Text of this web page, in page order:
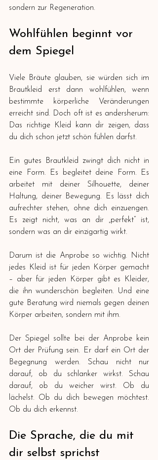
sondern zur Regeneration.
Wohlfühlen beginnt vor
dem Spiegel
Viele Bräute glauben, sie würden sich im
Brautkleid erst dann wohlfühlen, wenn
bestimmte körperliche Veränderungen
erreicht sind. Doch oft ist es andersherum:
Das richtige Kleid kann dir zeigen, dass
du dich schon jetzt schön fühlen darfst.
Ein gutes Brautkleid zwingt dich nicht in
eine Form. Es begleitet deine Form. Es
arbeitet mit deiner Silhouette, deiner
Haltung, deiner Bewegung. Es lässt dich
aufrechter stehen, ohne dich einzuengen.
Es zeigt nicht, was an dir „perfekt“ ist,
sondern was an dir einzigartig wirkt.
Darum ist die Anprobe so wichtig. Nicht
jedes Kleid ist für jeden Körper gemacht
– aber für jeden Körper gibt es Kleider,
die ihn wunderschön begleiten. Und eine
gute Beratung wird niemals gegen deinen
Körper arbeiten, sondern mit ihm.
Der Spiegel sollte bei der Anprobe kein
Ort der Prüfung sein. Er darf ein Ort der
Begegnung werden. Schau nicht nur
darauf, ob du schlanker wirkst. Schau
darauf, ob du weicher wirst. Ob du
lächelst. Ob du dich bewegen möchtest.
Ob du dich erkennst.
Die Sprache, die du mit
dir selbst sprichst